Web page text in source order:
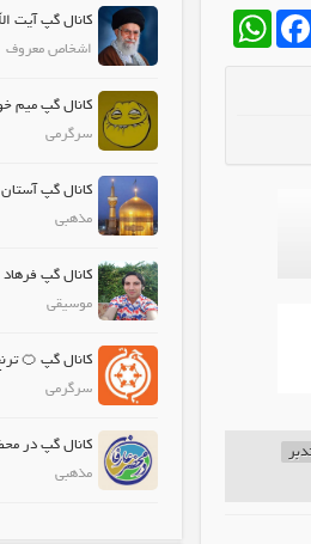
WhatsApp
کانال گپ آیت
اشخاص معروف
کانال گپ میم
سرگرمی
کانال گپ
مذهبی
کانال گپ
موسیقی
کانال گپ 🍊
سرگرمی
کانال گپ در
مذهبی